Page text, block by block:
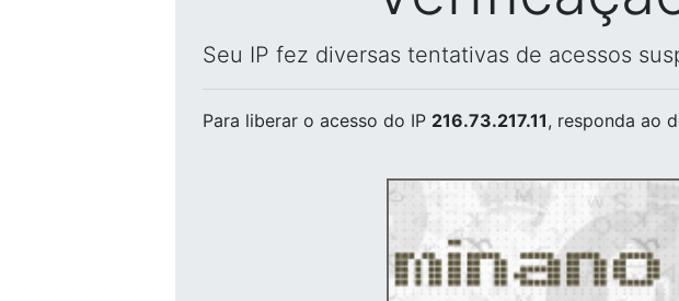
Seu IP fez diversas tentativas de acessos
Para liberar o acesso do IP 216.73.217.11, responda ao